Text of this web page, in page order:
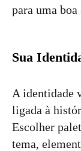
para uma
Sua
A identidade
ligada à
Escolher
tema,